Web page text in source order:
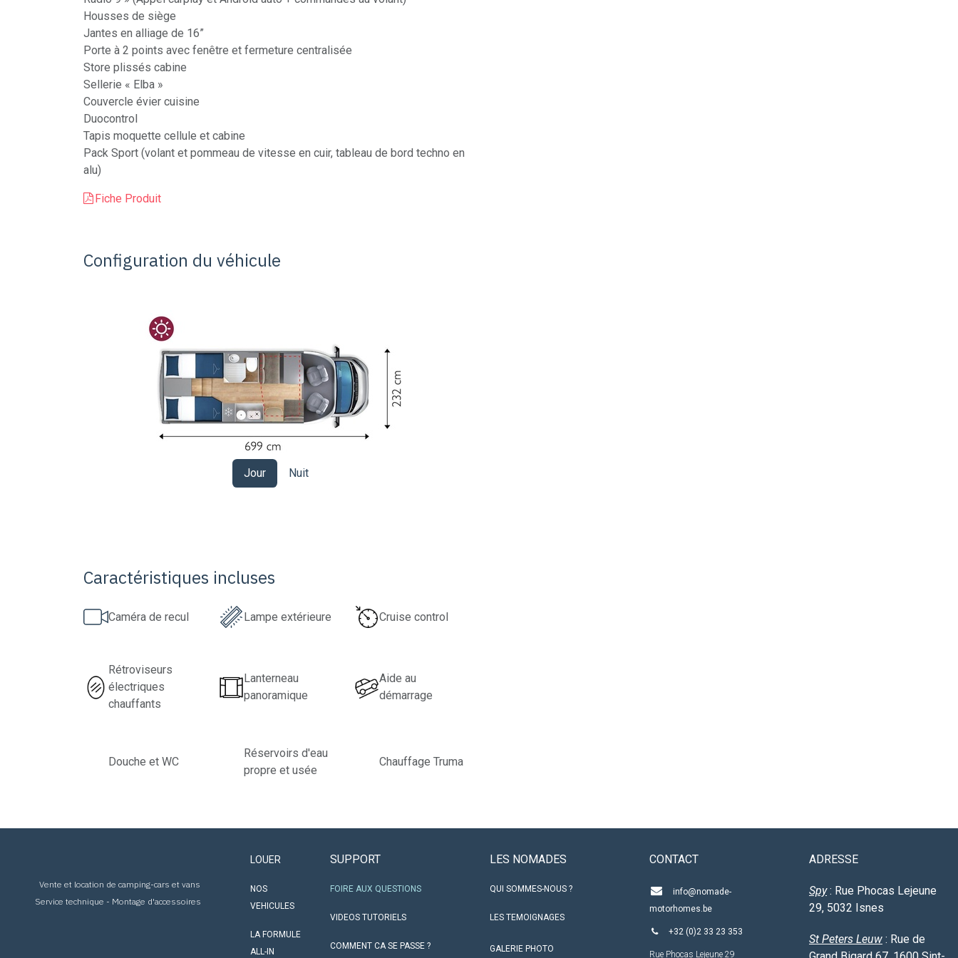
Housses de siège
Jantes en alliage de 16”
Porte à 2 points avec fenêtre et fermeture centralisée
Store plissés cabine
Sellerie « Elba »
Couvercle évier cuisine
Duocontrol
Tapis moquette cellule et cabine
Pack Sport (volant et pommeau de vitesse en cuir, tableau de bord techno en
alu)
Fiche Produit
Configuration du véhicule
Jour Nuit
Caractéristiques incluses
Caméra de recul Lampe extérieure Cruise control
Rétroviseurs
électriques
chauffants
Lanterneau
panoramique
Aide au
démarrage
Douche et WC
Réservoirs d'eau
propre et usée
Chauffage Truma
Vente et location de camping-cars et vans
Service technique - Montage d'accessoires
LOUER
NOS
VEHICULES
LA FORMULE
ALL-IN
SUPPORT
FOIRE AUX QUESTIONS
VIDEOS TUTORIELS
COMMENT CA SE PASSE ?
LES NO​MADES
QUI SOMMES-NOUS ?
LES TEMOIGNAGES
GALERIE PHOTO
CO​NTACT
info@nomade-
motorhomes.be
+32 (0)2 33 23 353
Rue Phocas Lejeune 29
ADRESSE
Spy: Rue Phocas Lejeune
29, 5032 Isnes
St Peters Leuw : Rue de